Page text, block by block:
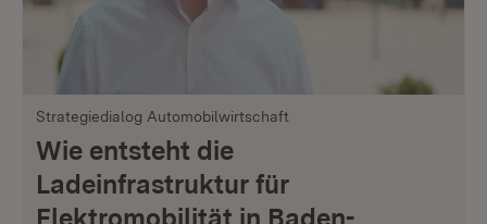
Strategiedialog Automobilwirtschaft
Wie entsteht die
Ladeinfrastruktur für
Elektromobilität in Baden-